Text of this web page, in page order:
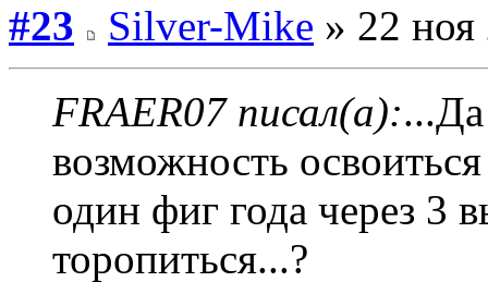
#23
Silver-Mike » 22
FRAER07 писал(а):...Да
возможность
один фиг года через 3
торопиться...?